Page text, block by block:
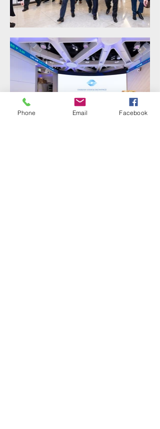
Phone Email Facebook